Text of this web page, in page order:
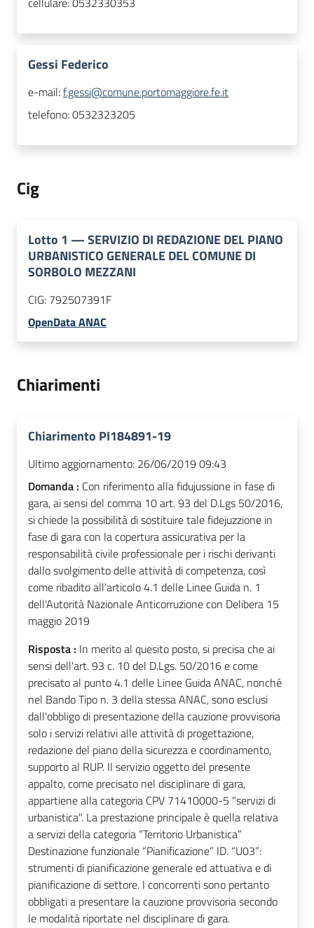
Gessi Federico
e-mail:f.gessi@comune.portomaggiore.fe.it
telefono:0532323205
Cig
Lotto 1 —SERVIZIO DI REDAZIONE DEL PIANO
URBANISTICO GENERALE DEL COMUNE DI
SORBOLO MEZZANI
CIG: 792507391F
OpenData ANAC
Chiarimenti
Chiarimento PI184891-19
Ultimo aggiornamento: 26/06/2019 09:43
Domanda : Con riferimento alla fidujussione in fase di
gara, ai sensi del comma 10 art. 93 del D.Lgs 50/2016,
si chiede la possibilità di sostituire tale fidejuzzione in
fase di gara con la copertura assicurativa per la
responsabilità civile professionale per i rischi derivanti
dallo svolgimento delle attività di competenza, così
come ribadito all'articolo 4.1 delle Linee Guida n. 1
dell'Autorità Nazionale Anticorruzione con Delibera 15
maggio 2019
Risposta : In merito al quesito posto, si precisa che ai
sensi dell'art. 93 c. 10 del D.Lgs. 50/2016 e come
precisato al punto 4.1 delle Linee Guida ANAC, nonché
nel Bando Tipo n. 3 della stessa ANAC, sono esclusi
dall'obbligo di presentazione della cauzione provvisoria
solo i servizi relativi alle attività di progettazione,
redazione del piano della sicurezza e coordinamento,
supporto al RUP. Il servizio oggetto del presente
appalto, come precisato nel disciplinare di gara,
appartiene alla categoria CPV 71410000-5 "servizi di
urbanistica". La prestazione principale è quella relativa
a servizi della categoria “Territorio Urbanistica”
Destinazione funzionale “Pianificazione” ID. “U03”:
strumenti di pianificazione generale ed attuativa e di
pianificazione di settore. I concorrenti sono pertanto
obbligati a presentare la cauzione provvisoria secondo
le modalità riportate nel disciplinare di gara.